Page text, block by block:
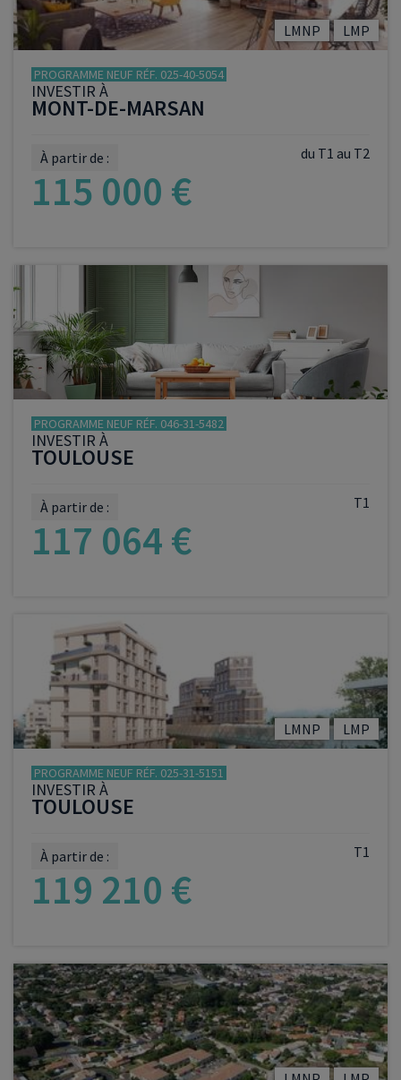
LMNP LMP
PROGRAMME NEUF RÉF. 025-40-5054
INVESTIR À
MONT-DE-MARSAN
du T1 au T2
À partir de :
115 000 €
VOIR LE PROGRAMME
PROGRAMME NEUF RÉF. 046-31-5482
INVESTIR À
TOULOUSE
T1
À partir de :
117 064 €
VOIR LE PROGRAMME
LMNP LMP
PROGRAMME NEUF RÉF. 025-31-5151
INVESTIR À
TOULOUSE
T1
À partir de :
119 210 €
VOIR LE PROGRAMME